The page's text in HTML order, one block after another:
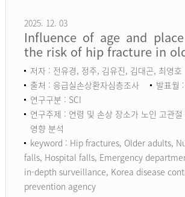
2025. 12. 03
Influence of age and
the risk of hip fracture in
저자 : 전유경, 정주, 김유진, 김대곤, 최영호
출처 : 응급실손상환자심층조사
발표월
연구구분 : SCI
연구주제 : 연령 및 손상 장소가 노인 고관
영향 분석
keyword : Hip fractures, Older adults,
falls, Hospital falls, Emergency
in-depth surveillance, Korea disease
prevention agency